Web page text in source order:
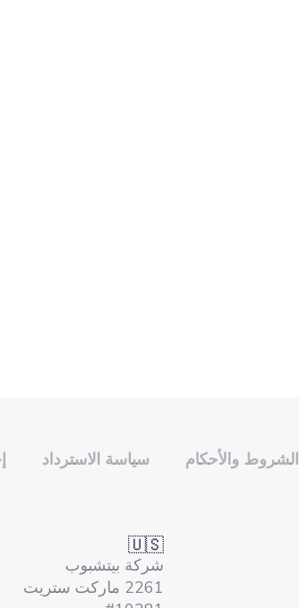
الشروط والأحكام سياسة الاسترداد
🇺🇸
شركة بيتشبوب
2261 ماركت ستريت